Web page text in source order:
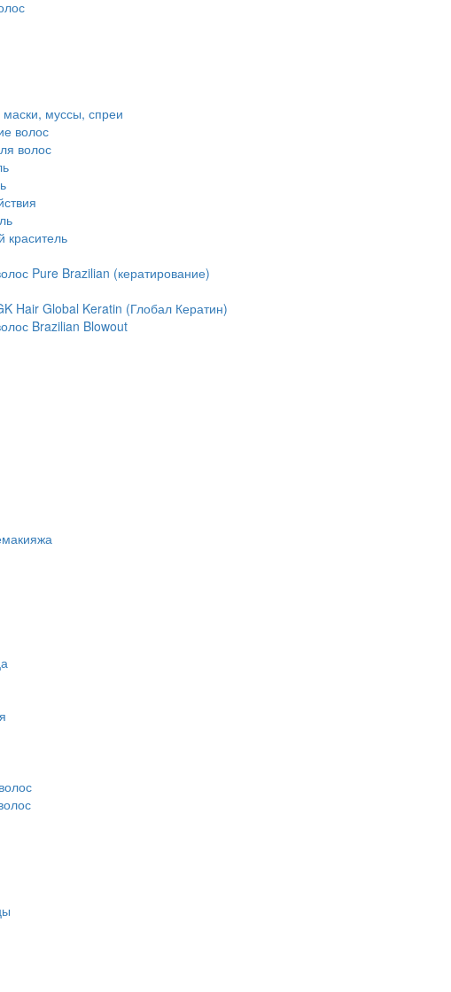
муссы, спреи
волос
волос
краситель
Pure Brazilian (кератирование)
Hair Global Keratin (Глобал Кератин)
Brazilian Blowout